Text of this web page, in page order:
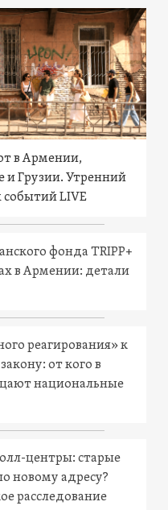
в Армении,
и Грузии. Утренний
событий LIVE
фонда TRIPP+
в Армении: детали
реагирования» к
от кого в
национальные
центры: старые
новому адресу?
расследование